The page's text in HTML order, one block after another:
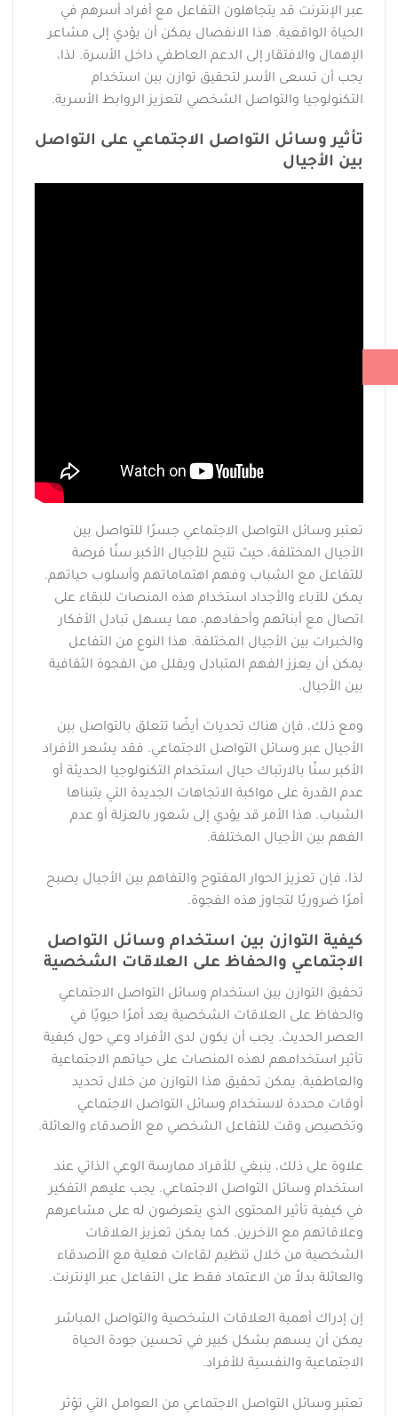
عبر الإنترنت قد يتجاهلون التفاعل مع أفراد أسرهم في
الحياة الواقعية. هذا الانفصال يمكن أن يؤدي إلى مشاعر
الإهمال والافتقار إلى الدعم العاطفي داخل الأسرة. لذا،
يجب أن تسعى الأسر لتحقيق توازن بين استخدام
التكنولوجيا والتواصل الشخصي لتعزيز الروابط الأسرية.
تأثير وسائل التواصل الاجتماعي على التواصل
بين الأجيال
تعتبر وسائل التواصل الاجتماعي جسرًا للتواصل بين
الأجيال المختلفة، حيث تتيح للأجيال الأكبر سنًا فرصة
للتفاعل مع الشباب وفهم اهتماماتهم وأسلوب حياتهم.
يمكن للآباء والأجداد استخدام هذه المنصات للبقاء على
اتصال مع أبنائهم وأحفادهم، مما يسهل تبادل الأفكار
والخبرات بين الأجيال المختلفة. هذا النوع من التفاعل
يمكن أن يعزز الفهم المتبادل ويقلل من الفجوة الثقافية
بين الأجيال.
ومع ذلك، فإن هناك تحديات أيضًا تتعلق بالتواصل بين
الأجيال عبر وسائل التواصل الاجتماعي. فقد يشعر الأفراد
الأكبر سنًا بالارتباك حيال استخدام التكنولوجيا الحديثة أو
عدم القدرة على مواكبة الاتجاهات الجديدة التي يتبناها
الشباب. هذا الأمر قد يؤدي إلى شعور بالعزلة أو عدم
الفهم بين الأجيال المختلفة.
لذا، فإن تعزيز الحوار المفتوح والتفاهم بين الأجيال يصبح
أمرًا ضروريًا لتجاوز هذه الفجوة.
كيفية التوازن بين استخدام وسائل التواصل
الاجتماعي والحفاظ على العلاقات الشخصية
تحقيق التوازن بين استخدام وسائل التواصل الاجتماعي
والحفاظ على العلاقات الشخصية يعد أمرًا حيويًا في
العصر الحديث. يجب أن يكون لدى الأفراد وعي حول كيفية
تأثير استخدامهم لهذه المنصات على حياتهم الاجتماعية
والعاطفية. يمكن تحقيق هذا التوازن من خلال تحديد
أوقات محددة لاستخدام وسائل التواصل الاجتماعي
وتخصيص وقت للتفاعل الشخصي مع الأصدقاء والعائلة.
علاوة على ذلك، ينبغي للأفراد ممارسة الوعي الذاتي عند
استخدام وسائل التواصل الاجتماعي. يجب عليهم التفكير
في كيفية تأثير المحتوى الذي يتعرضون له على مشاعرهم
وعلاقاتهم مع الآخرين. كما يمكن تعزيز العلاقات
الشخصية من خلال تنظيم لقاءات فعلية مع الأصدقاء
والعائلة بدلاً من الاعتماد فقط على التفاعل عبر الإنترنت.
إن إدراك أهمية العلاقات الشخصية والتواصل المباشر
يمكن أن يسهم بشكل كبير في تحسين جودة الحياة
الاجتماعية والنفسية للأفراد.
تعتبر وسائل التواصل الاجتماعي من العوامل التي تؤثر